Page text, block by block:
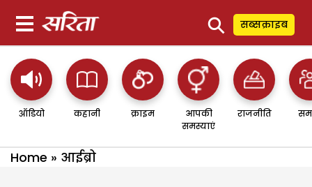
⚲ सब्सक्राइब
ऑडियो कहानी क्राइम
आपकी
समस्याएं
राजनीति
Home » आईब्रो